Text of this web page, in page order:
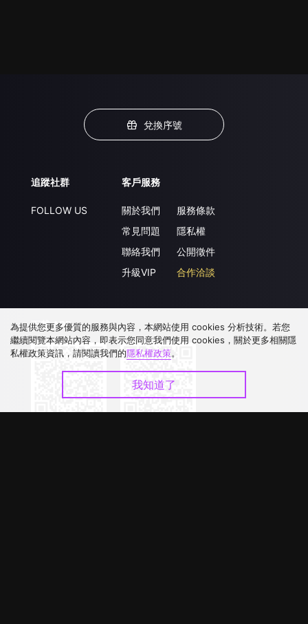
兌換序號
追蹤社群
FOLLOW US
客戶服務
關於我們
常見問題
聯絡我們
升級VIP
服務條款
隱私權
公開徵件
合作洽談
下載 APP
為提供您更多優質的服務與內容，本網站使用 cookies 分析技術。若您
繼續閱覽本網站內容，即表示您同意我們使用 cookies，關於更多相關隱
私權政策資訊，請閱讀我們的隱私權政策。
我知道了